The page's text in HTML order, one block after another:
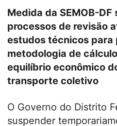
Medida da SEMOB-DF
processos de revisão
estudos técnicos para
metodologia de
equilíbrio econômico
transporte coletivo
O Governo do Distrito
suspender